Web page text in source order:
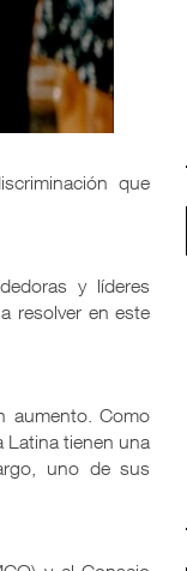
que
y líderes
resolver en este
aumento. Como
Latina tienen una
uno de sus
para movi